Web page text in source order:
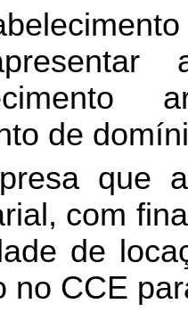
de
que
com
de
no CCE